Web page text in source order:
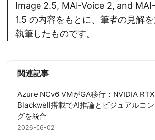
Image 2.5, MAI-Voice 2, and
1.5 の内容をもとに、筆者の見解
執筆したものです。
関連記事
Azure NCv6 VMがGA移行：NVIDIA
Blackwell搭載でAI推論とビジュアルコ
グを統合
2026-06-02